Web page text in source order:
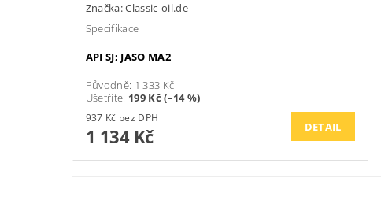
Značka:Classic-oil.de
Specifikace
API SJ; JASO MA2
Původně: 1 333 Kč
Ušetříte: 199 Kč (–14 %)
937 Kč bez DPH
1 134 Kč DETAIL